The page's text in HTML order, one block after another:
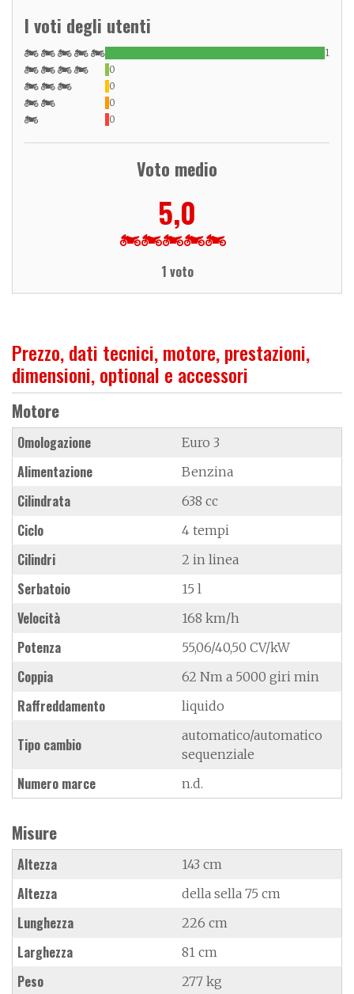
I voti degli utenti
1
0
0
0
0
Voto medio
5,0
1 voto
Prezzo, dati tecnici, motore, prestazioni,
dimensioni, optional e accessori
Motore
Omologazione Euro 3
Alimentazione Benzina
Cilindrata 638 cc
Ciclo 4 tempi
Cilindri 2 in linea
Serbatoio 15 l
Velocità 168 km/h
Potenza 55,06/40,50 CV/kW
Coppia 62 Nm a 5000 giri min
Raffreddamento liquido
Tipo cambio
automatico/automatico
sequenziale
Numero marce n.d.
Misure
Altezza 143 cm
Altezza della sella 75 cm
Lunghezza 226 cm
Larghezza 81 cm
Peso 277 kg